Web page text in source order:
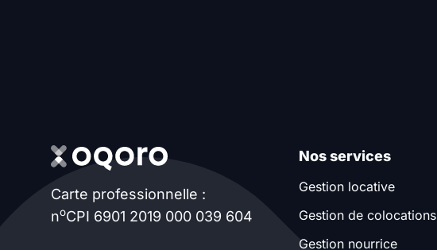
Carte professionnelle :
noCPI 6901 2019 000 039 604
Nos services
Gestion locative
Gestion de colocations
Gestion nourrice